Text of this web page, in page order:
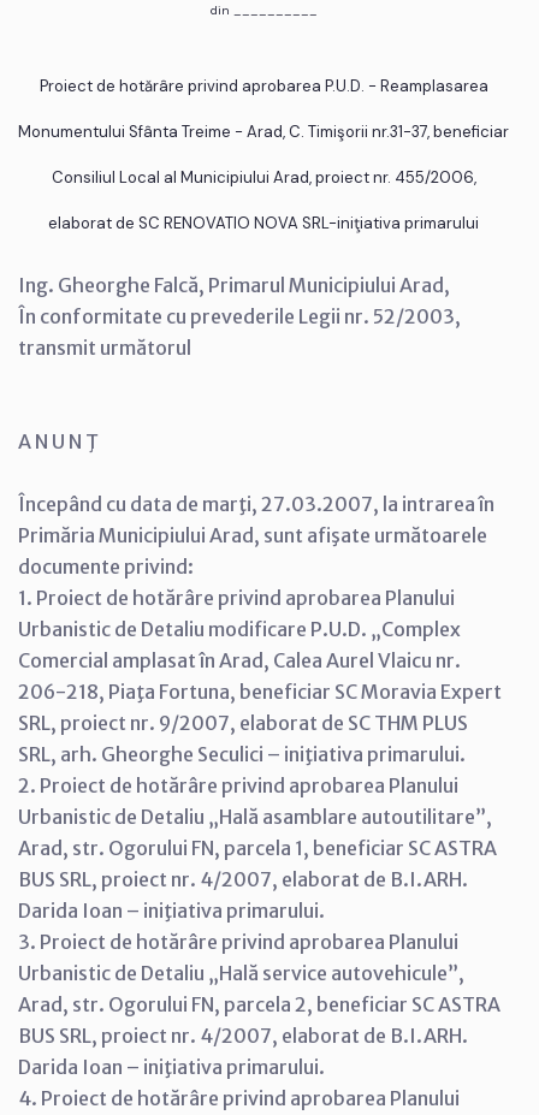
din __________
Proiect de hotărâre privind aprobarea P.U.D. - Reamplasarea
Monumentului Sfânta Treime - Arad, C. Timişorii nr.31-37, beneficiar
Consiliul Local al Municipiului Arad, proiect nr. 455/2006,
elaborat de SC RENOVATIO NOVA SRL-iniţiativa primarului
Ing. Gheorghe Falcă, Primarul Municipiului Arad,
În conformitate cu prevederile Legii nr. 52/2003,
transmit următorul
A N U N Ţ
Începând cu data de marţi, 27.03.2007, la intrarea în
Primăria Municipiului Arad, sunt afişate următoarele
documente privind:
1. Proiect de hotărâre privind aprobarea Planului
Urbanistic de Detaliu modificare P.U.D. „Complex
Comercial amplasat în Arad, Calea Aurel Vlaicu nr.
206-218, Piaţa Fortuna, beneficiar SC Moravia Expert
SRL, proiect nr. 9/2007, elaborat de SC THM PLUS
SRL, arh. Gheorghe Seculici – iniţiativa primarului.
2. Proiect de hotărâre privind aprobarea Planului
Urbanistic de Detaliu „Hală asamblare autoutilitare”,
Arad, str. Ogorului FN, parcela 1, beneficiar SC ASTRA
BUS SRL, proiect nr. 4/2007, elaborat de B.I.ARH.
Darida Ioan – iniţiativa primarului.
3. Proiect de hotărâre privind aprobarea Planului
Urbanistic de Detaliu „Hală service autovehicule”,
Arad, str. Ogorului FN, parcela 2, beneficiar SC ASTRA
BUS SRL, proiect nr. 4/2007, elaborat de B.I.ARH.
Darida Ioan – iniţiativa primarului.
4. Proiect de hotărâre privind aprobarea Planului